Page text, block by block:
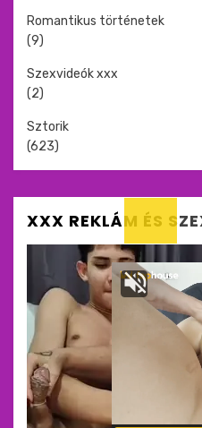
Romantikus történetek
(9)
Szexvideók xxx
(2)
Sztorik
(623)
XXX REKLÁM ÉS